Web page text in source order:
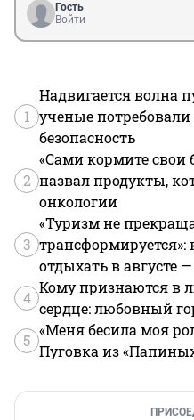
Гость
Войти
1
Надвигается волна
ученые
безопасность
2
«Сами кормите свои
назвал продукты,
онкологии
3
«Туризм не
трансформируется»:
отдыхать в августе
4
Кому признаются в
сердце: любовный
5
«Меня бесила моя
Пуговка из